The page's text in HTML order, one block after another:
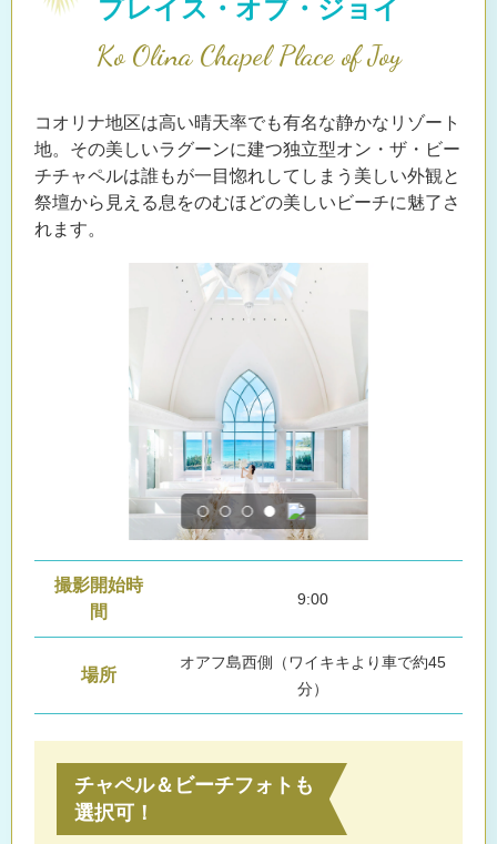
プレイス・オブ・ジョイ
Ko Olina Chapel Place of Joy
コオリナ地区は高い晴天率でも有名な静かなリゾート
地。その美しいラグーンに建つ独立型オン・ザ・ビー
チチャペルは誰もが一目惚れしてしまう美しい外観と
祭壇から見える息をのむほどの美しいビーチに魅了さ
れます。
撮影開始時
間
9:00
場所
オアフ島西側（ワイキキより車で約45
分）
チャペル＆ビーチフォトも
選択可！